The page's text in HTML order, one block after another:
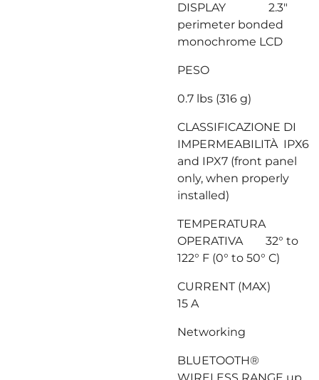
DISPLAY 2.3"
perimeter bonded
monochrome LCD
PESO
0.7 lbs (316 g)
CLASSIFICAZIONE DI
IMPERMEABILITÀ IPX6
and IPX7 (front panel
only, when properly
installed)
TEMPERATURA
OPERATIVA 32° to
122° F (0° to 50° C)
CURRENT (MAX)
15 A
Networking
BLUETOOTH®